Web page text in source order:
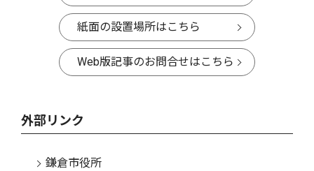
紙面の設置場所はこちら
Web版記事のお問合せはこちら
外部リンク
鎌倉市役所